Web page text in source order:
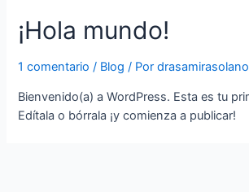
¡Hola mundo!
1 comentario / Blog / Por
Bienvenido(a) a WordPress. Esta es tu
Edítala o bórrala ¡y comienza a publicar!